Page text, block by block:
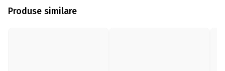
Produse similare